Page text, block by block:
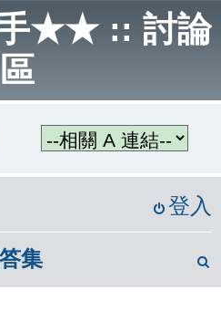
★★ :: 討論
區
登入
集